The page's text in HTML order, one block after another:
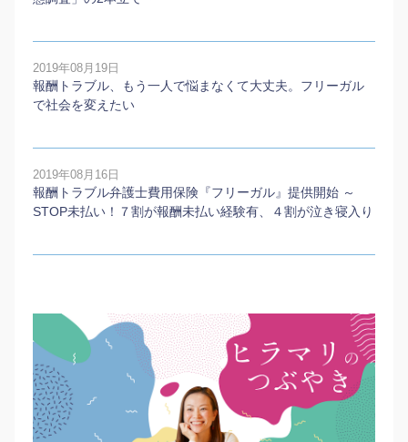
2019年08月19日
報酬トラブル、もう一人で悩まなくて大丈夫。フリーガル
で社会を変えたい
2019年08月16日
報酬トラブル弁護士費用保険『フリーガル』提供開始 ～
STOP未払い！７割が報酬未払い経験有、４割が泣き寝入り